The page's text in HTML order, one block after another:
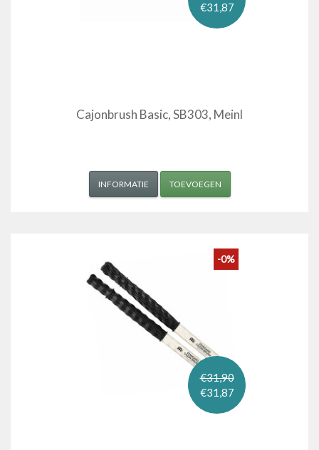
€31,87
Cajonbrush Basic, SB303, Meinl
INFORMATIE TOEVOEGEN
€31,90
€31,87
-0%